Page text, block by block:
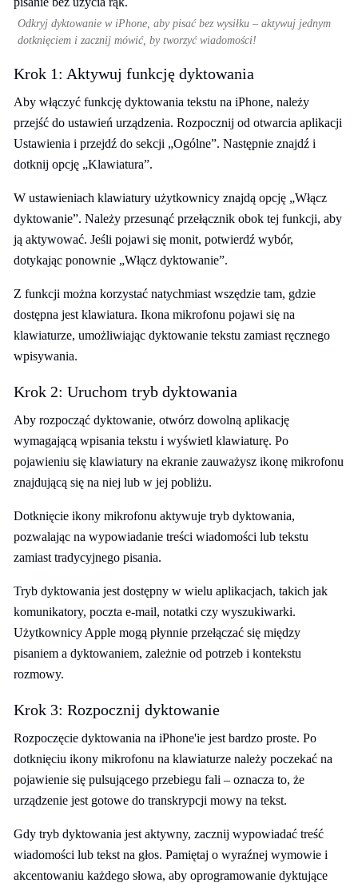
Odkryj dyktowanie w iPhone, aby pisać bez wysiłku – aktywuj jednym
dotknięciem i zacznij mówić, by tworzyć wiadomości!
Krok 1: Aktywuj funkcję dyktowania
Aby włączyć funkcję dyktowania tekstu na iPhone, należy
przejść do ustawień urządzenia. Rozpocznij od otwarcia aplikacji
Ustawienia i przejdź do sekcji „Ogólne”. Następnie znajdź i
dotknij opcję „Klawiatura”.
W ustawieniach klawiatury użytkownicy znajdą opcję „Włącz
dyktowanie”. Należy przesunąć przełącznik obok tej funkcji, aby
ją aktywować. Jeśli pojawi się monit, potwierdź wybór,
dotykając ponownie „Włącz dyktowanie”.
Z funkcji można korzystać natychmiast wszędzie tam, gdzie
dostępna jest klawiatura. Ikona mikrofonu pojawi się na
klawiaturze, umożliwiając dyktowanie tekstu zamiast ręcznego
wpisywania.
Krok 2: Uruchom tryb dyktowania
Aby rozpocząć dyktowanie, otwórz dowolną aplikację
wymagającą wpisania tekstu i wyświetl klawiaturę. Po
pojawieniu się klawiatury na ekranie zauważysz ikonę mikrofonu
znajdującą się na niej lub w jej pobliżu.
Dotknięcie ikony mikrofonu aktywuje tryb dyktowania,
pozwalając na wypowiadanie treści wiadomości lub tekstu
zamiast tradycyjnego pisania.
Tryb dyktowania jest dostępny w wielu aplikacjach, takich jak
komunikatory, poczta e-mail, notatki czy wyszukiwarki.
Użytkownicy Apple mogą płynnie przełączać się między
pisaniem a dyktowaniem, zależnie od potrzeb i kontekstu
rozmowy.
Krok 3: Rozpocznij dyktowanie
Rozpoczęcie dyktowania na iPhone'ie jest bardzo proste. Po
dotknięciu ikony mikrofonu na klawiaturze należy poczekać na
pojawienie się pulsującego przebiegu fali – oznacza to, że
urządzenie jest gotowe do transkrypcji mowy na tekst.
Gdy tryb dyktowania jest aktywny, zacznij wypowiadać treść
wiadomości lub tekst na głos. Pamiętaj o wyraźnej wymowie i
akcentowaniu każdego słowa, aby oprogramowanie dyktujące